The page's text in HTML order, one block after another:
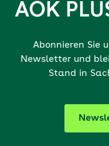
AOK
Abonnieren Sie
Newsletter und
Stand in